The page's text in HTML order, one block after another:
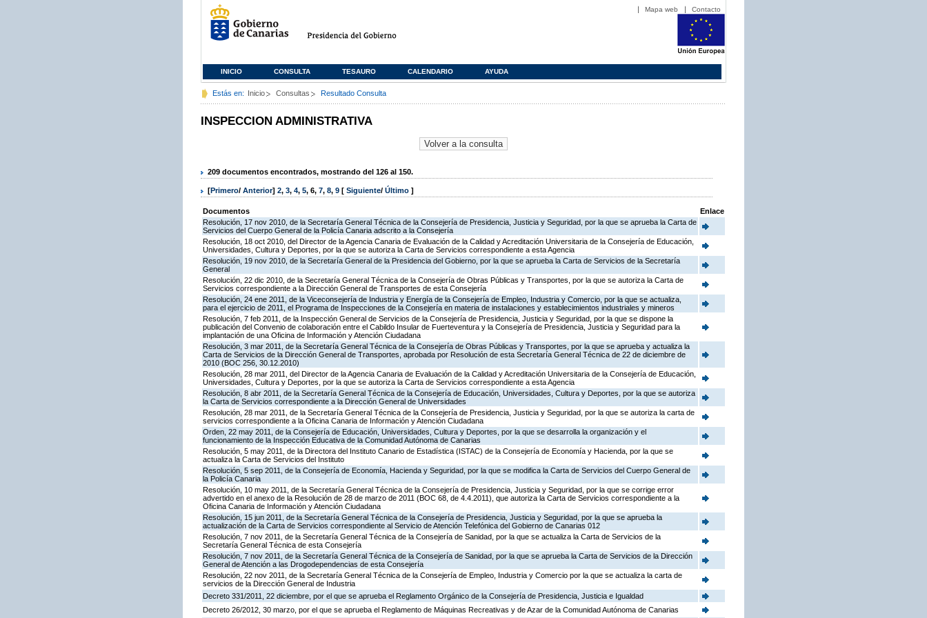
Mapa web Contacto
INICIO CONSULTA TESAURO CALENDARIO AYUDA
Estás en: Inicio Consultas Resultado Consulta
INSPECCION ADMINISTRATIVA
209 documentos encontrados, mostrando del 126 al 150.
[Primero/ Anterior] 2, 3, 4, 5, 6, 7, 8, 9 [ Siguiente/ Último ]
Documentos
Enlace
Resolución, 17 nov 2010, de la Secretaría General Técnica de la Consejería de Presidencia, Justicia y Seguridad, por la que se aprueba la Carta de
Servicios del Cuerpo General de la Policía Canaria adscrito a la Consejería
Resolución, 18 oct 2010, del Director de la Agencia Canaria de Evaluación de la Calidad y Acreditación Universitaria de la Consejería de Educación,
Universidades, Cultura y Deportes, por la que se autoriza la Carta de Servicios correspondiente a esta Agencia
Resolución, 19 nov 2010, de la Secretaría General de la Presidencia del Gobierno, por la que se aprueba la Carta de Servicios de la Secretaría
General
Resolución, 22 dic 2010, de la Secretaría General Técnica de la Consejería de Obras Públicas y Transportes, por la que se autoriza la Carta de
Servicios correspondiente a la Dirección General de Transportes de esta Consejería
Resolución, 24 ene 2011, de la Viceconsejería de Industria y Energía de la Consejería de Empleo, Industria y Comercio, por la que se actualiza,
para el ejercicio de 2011, el Programa de Inspecciones de la Consejería en materia de instalaciones y establecimientos industriales y mineros
Resolución, 7 feb 2011, de la Inspección General de Servicios de la Consejería de Presidencia, Justicia y Seguridad, por la que se dispone la
publicación del Convenio de colaboración entre el Cabildo Insular de Fuerteventura y la Consejería de Presidencia, Justicia y Seguridad para la
implantación de una Oficina de Información y Atención Ciudadana
Resolución, 3 mar 2011, de la Secretaría General Técnica de la Consejería de Obras Públicas y Transportes, por la que se aprueba y actualiza la
Carta de Servicios de la Dirección General de Transportes, aprobada por Resolución de esta Secretaría General Técnica de 22 de diciembre de
2010 (BOC 256, 30.12.2010)
Resolución, 28 mar 2011, del Director de la Agencia Canaria de Evaluación de la Calidad y Acreditación Universitaria de la Consejería de Educación,
Universidades, Cultura y Deportes, por la que se autoriza la Carta de Servicios correspondiente a esta Agencia
Resolución, 8 abr 2011, de la Secretaría General Técnica de la Consejería de Educación, Universidades, Cultura y Deportes, por la que se autoriza
la Carta de Servicios correspondiente a la Dirección General de Universidades
Resolución, 28 mar 2011, de la Secretaría General Técnica de la Consejería de Presidencia, Justicia y Seguridad, por la que se autoriza la carta de
servicios correspondiente a la Oficina Canaria de Información y Atención Ciudadana
Orden, 22 may 2011, de la Consejería de Educación, Universidades, Cultura y Deportes, por la que se desarrolla la organización y el
funcionamiento de la Inspección Educativa de la Comunidad Autónoma de Canarias
Resolución, 5 may 2011, de la Directora del Instituto Canario de Estadística (ISTAC) de la Consejería de Economía y Hacienda, por la que se
actualiza la Carta de Servicios del Instituto
Resolución, 5 sep 2011, de la Consejería de Economía, Hacienda y Seguridad, por la que se modifica la Carta de Servicios del Cuerpo General de
la Policía Canaria
Resolución, 10 may 2011, de la Secretaría General Técnica de la Consejería de Presidencia, Justicia y Seguridad, por la que se corrige error
advertido en el anexo de la Resolución de 28 de marzo de 2011 (BOC 68, de 4.4.2011), que autoriza la Carta de Servicios correspondiente a la
Oficina Canaria de Información y Atención Ciudadana
Resolución, 15 jun 2011, de la Secretaría General Técnica de la Consejería de Presidencia, Justicia y Seguridad, por la que se aprueba la
actualización de la Carta de Servicios correspondiente al Servicio de Atención Telefónica del Gobierno de Canarias 012
Resolución, 7 nov 2011, de la Secretaría General Técnica de la Consejería de Sanidad, por la que se actualiza la Carta de Servicios de la
Secretaría General Técnica de esta Consejería
Resolución, 7 nov 2011, de la Secretaría General Técnica de la Consejería de Sanidad, por la que se aprueba la Carta de Servicios de la Dirección
General de Atención a las Drogodependencias de esta Consejería
Resolución, 22 nov 2011, de la Secretaría General Técnica de la Consejería de Empleo, Industria y Comercio por la que se actualiza la carta de
servicios de la Dirección General de Industria
Decreto 331/2011, 22 diciembre, por el que se aprueba el Reglamento Orgánico de la Consejería de Presidencia, Justicia e Igualdad
Decreto 26/2012, 30 marzo, por el que se aprueba el Reglamento de Máquinas Recreativas y de Azar de la Comunidad Autónoma de Canarias